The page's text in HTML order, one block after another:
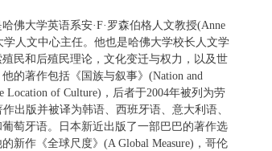
佛大学英语系安·F·罗森伯格人文教授(Anne
学人文中心主任。他也是哈佛大学校长人文学
民和后殖民理论，文化变迁与权力，以及世
的著作包括《国族与叙事》(Nation and
Location of Culture)，后者于2004年被列为劳
出版并被译为韩语、西班牙语、意大利语、
萄牙语。日本新近出版了一部巴巴的著作选
新作《全球尺度》(A Global Measure)，哥伦